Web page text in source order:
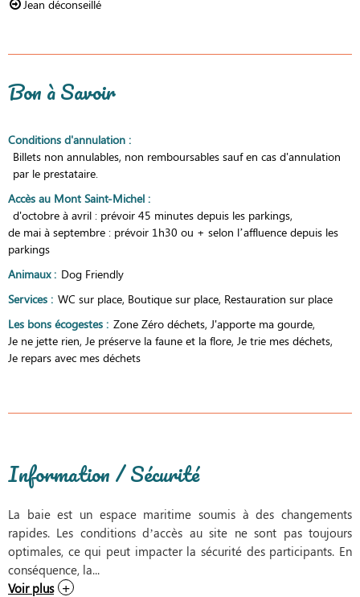
Jean déconseillé
Bon à Savoir
Conditions d'annulation :
Billets non annulables, non remboursables sauf en cas d'annulation
par le prestataire.
Accès au Mont Saint-Michel :
d'octobre à avril : prévoir 45 minutes depuis les parkings
de mai à septembre : prévoir 1h30 ou + selon l’affluence depuis les
parkings
Animaux: Dog Friendly
Services : WC sur place Boutique sur place Restauration sur place
Les bons écogestes : Zone Zéro déchets J'apporte ma gourde
Je ne jette rien Je préserve la faune et la flore Je trie mes déchets
Je repars avec mes déchets
Information / Sécurité
La baie est un espace maritime soumis à des changements
rapides. Les conditions d’accès au site ne sont pas toujours
optimales, ce qui peut impacter la sécurité des participants. En
conséquence, la...
Voir plus